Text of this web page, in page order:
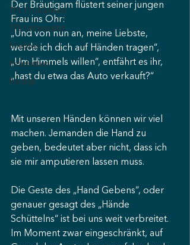
TPL Proklamiert
TPL Unterstützt
Erlebtes
Prophetien
Predigt
Der Bräutigam flüstert seiner jungen
Frau ins Ohr:
„Und von nun an, meine Liebste,
werde ich dich auf Händen tragen“,
„Um Himmels willen“, entfährt es ihr,
„hast du etwa das Auto verkauft?“
Mit unseren Händen können wir viel
machen. Jemanden die Hand zu
geben, bedeutet aber nicht, dass ich
sie mir amputieren lassen muss.
Die Geste des „Hand Gebens“, oder
genauer gesagt des „Hände
Schüttelns“ ist bei uns weit verbreitet.
Im Moment zwar eingeschränkt, auf